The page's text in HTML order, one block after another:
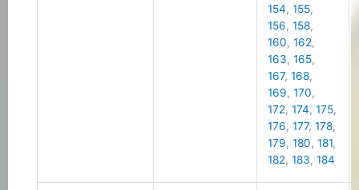
154,155,
156,158,
160,162,
163,165,
167,168,
169,170,
172,174,175,
176,177,178,
179,180,181,
182,183,184